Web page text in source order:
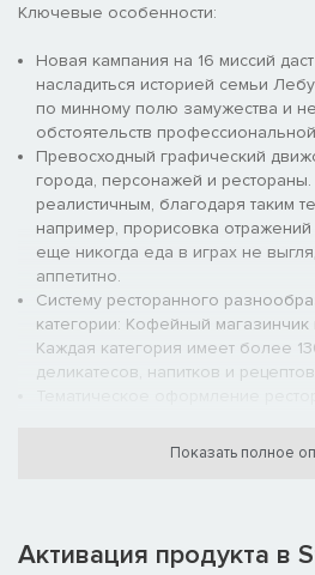
Ключевые особенности:
Новая кампания на 16 миссий
насладиться историей семьи
по минному полю замужества и
обстоятельств
Превосходный графический
города, персонажей и рестораны.
реалистичным, благодаря таким
например, прорисовка
еще никогда еда в играх не
аппетитно.
Систему ресторанного
категории: Кофейный магазинчик
Каждая категория имеет более
деликатесов, напитков и рецептов.
Идея "тем для оформления"
декора для вашего
Показать полное
Активация продукта в